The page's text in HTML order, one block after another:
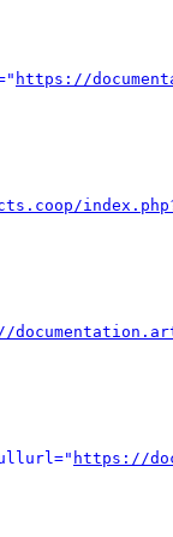
https://
https://